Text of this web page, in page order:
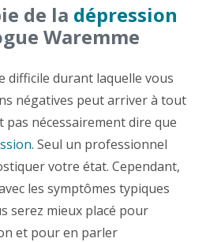
de la dépression
Waremme
difficile durant laquelle vous
négatives peut arriver à tout
pas nécessairement dire que
. Seul un professionnel
votre état. Cependant,
les symptômes typiques
serez mieux placé pour
et pour en parler